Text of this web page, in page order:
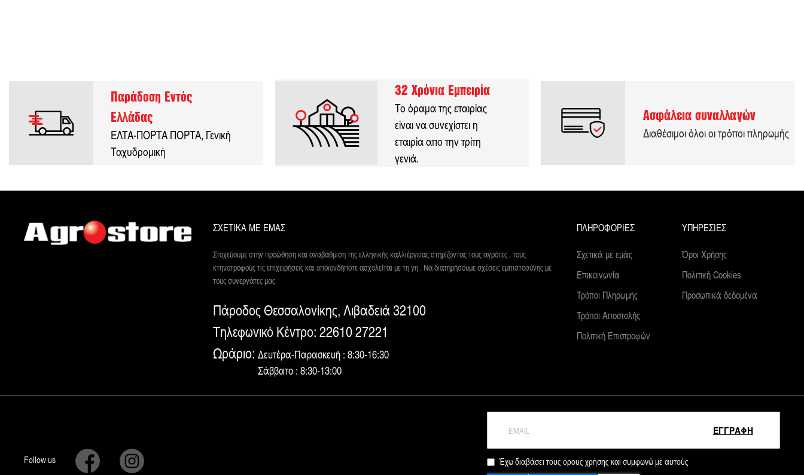
Παράδοση Εντός
Ελλάδας
ΕΛΤΑ-ΠΟΡΤΑ ΠΟΡΤΑ, Γενική
Ταχυδρομική
32 Χρόνια Εμπειρία
Το όραμα της εταιρίας
είναι να συνεχίστει η
εταιρία απο την τρίτη
γενιά.
Ασφάλεια συναλλαγών
Διαθέσιμοι όλοι οι τρόποι πληρωμής
ΣΧΕΤΙΚΑ ΜΕ ΕΜΑΣ
Στοχεύουμε στην προώθηση και αναβάθμιση της ελληνικής καλλιέργειας στηρίζοντας τους αγρότες , τους
κτηνοτρόφους τις επιχειρήσεις και οποιονδήποτε ασχολείται με τη γη . Να διατηρήσουμε σχέσεις εμπιστοσύνης με
τους συνεργάτες μας
Πάροδος Θεσσαλονίκης, Λιβαδειά 32100
Τηλεφωνικό Κέντρο:22610 27221
Ωράριο: Δευτέρα-Παρασκευή : 8:30-16:30
Σάββατο : 8:30-13:00
ΠΛΗΡΟΦΟΡΙΕΣ
Σχετικά με εμάς
Επικοινωνία
Τρόποι Πληρωμής
Τρόποι Αποστολής
Πολιτική Επιστροφών
ΥΠΗΡΕΣΙΕΣ
Όροι Χρήσης
Πολιτική Cookies
Προσωπικά δεδομένα
Follow us
ΕΓΓΡΑΦΗ
Έχω διαβάσει τους όρους χρήσης και συμφωνώ με αυτούς